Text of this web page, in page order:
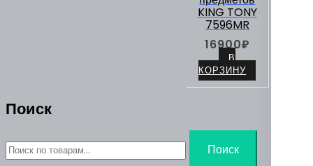
KING TONY
7596MR
16900₽
В
КОРЗИНУ
Поиск
Поиск